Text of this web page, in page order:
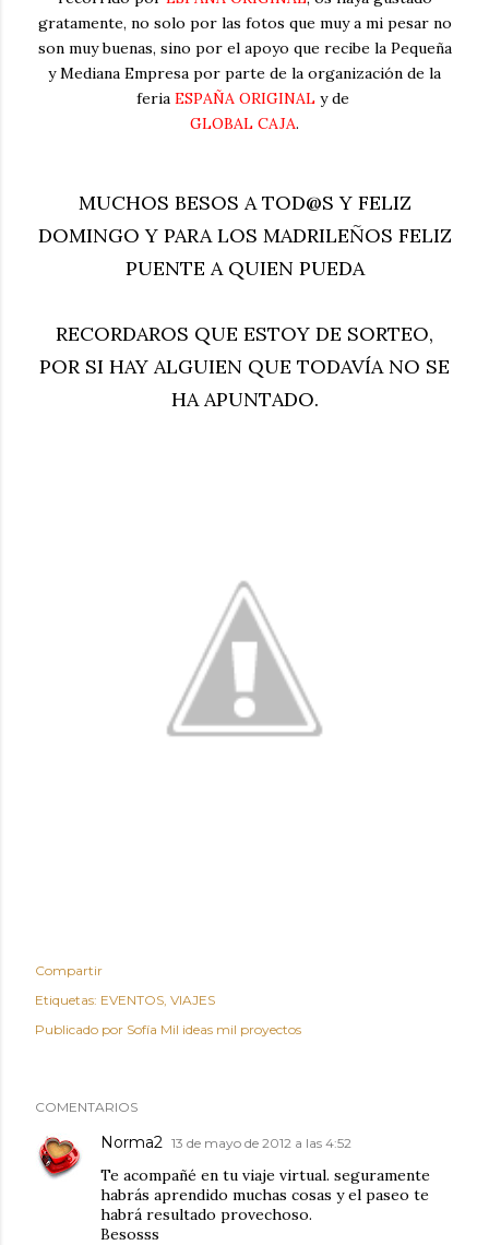
gratamente, no solo por las fotos que muy a mi pesar no
son muy buenas, sino por el apoyo que recibe la Pequeña
y Mediana Empresa por parte de la organización de la
feria ESPAÑA ORIGINALy de
GLOBAL CAJA.
MUCHOS BESOS A TOD@S Y FELIZ
DOMINGO Y PARA LOS MADRILEÑOS FELIZ
PUENTE A QUIEN PUEDA
RECORDAROS QUE ESTOY DE SORTEO,
POR SI HAY ALGUIEN QUE TODAVÍA NO SE
HA APUNTADO.
Compartir
Etiquetas: EVENTOS VIAJES
Publicado por Sofía Mil ideas mil proyectos
COMENTARIOS
Norma2 13 de mayo de 2012 a las 4:52
Te acompañé en tu viaje virtual. seguramente
habrás aprendido muchas cosas y el paseo te
habrá resultado provechoso.
Besosss